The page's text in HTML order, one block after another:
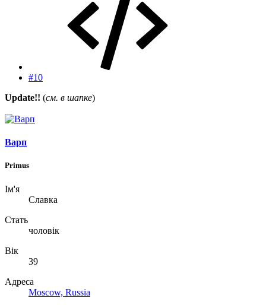
#10
Update!! (см. в шапке)
Варп
Ім'я
Славка
Стать
чоловік
Вік
39
Адреса
Moscow, Russia